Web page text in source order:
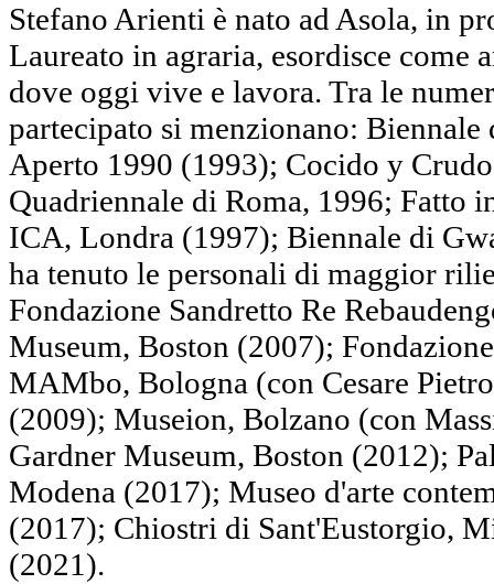
Stefano Arienti è nato ad Asola, in
Laureato in agraria, esordisce come
dove oggi vive e lavora. Tra le
partecipato si menzionano:
Aperto 1990 (1993); Cocido y
Quadriennale di Roma, 1996; Fatto
ICA, Londra (1997); Biennale di
ha tenuto le personali di maggior
Fondazione Sandretto Re
Museum, Boston (2007);
MAMbo, Bologna (con Cesare
(2009); Museion, Bolzano (con
Gardner Museum, Boston (2012);
Modena (2017); Museo d'arte
(2017); Chiostri di Sant'Eustorgio,
(2021).